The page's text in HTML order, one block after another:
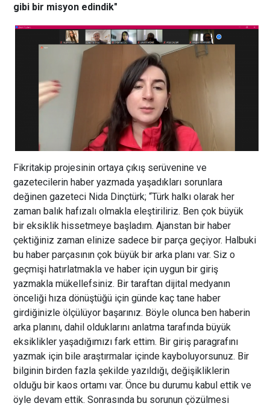
gibi bir misyon edindik"
Fikritakip projesinin ortaya çıkış serüvenine ve
gazetecilerin haber yazmada yaşadıkları sorunlara
değinen gazeteci Nida Dinçtürk; “Türk halkı olarak her
zaman balık hafızalı olmakla eleştiriliriz. Ben çok büyük
bir eksiklik hissetmeye başladım. Ajanstan bir haber
çektiğiniz zaman elinize sadece bir parça geçiyor. Halbuki
bu haber parçasının çok büyük bir arka planı var. Siz o
geçmişi hatırlatmakla ve haber için uygun bir giriş
yazmakla mükellefsiniz. Bir taraftan dijital medyanın
önceliği hıza dönüştüğü için günde kaç tane haber
girdiğinizle ölçülüyor başarınız. Böyle olunca ben haberin
arka planını, dahil olduklarını anlatma tarafında büyük
eksiklikler yaşadığımızı fark ettim. Bir giriş paragrafını
yazmak için bile araştırmalar içinde kayboluyorsunuz. Bir
bilginin birden fazla şekilde yazıldığı, değişikliklerin
olduğu bir kaos ortamı var. Önce bu durumu kabul ettik ve
öyle devam ettik. Sonrasında bu sorunun çözülmesi